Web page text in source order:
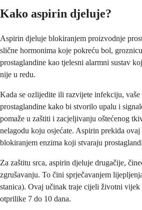
Kako aspirin djeluje?
Aspirin djeluje blokiranjem proizvodnje
slične hormonima koje pokreću bol,
prostaglandine kao tjelesni alarmni sustav
nije u redu.
Kada se ozlijedite ili razvijete infekciju,
prostaglandine kako bi stvorilo upalu i
pomaže u zaštiti i zacjeljivanju oštećenog
nelagodu koju osjećate. Aspirin prekida ovaj
blokiranjem enzima koji stvaraju
Za zaštitu srca, aspirin djeluje drugačije,
zgrušavanju. To čini sprječavanjem
stanica). Ovaj učinak traje cijeli životni vijek
otprilike 7 do 10 dana.